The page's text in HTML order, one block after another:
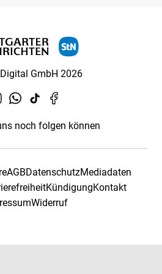
GmbH 2026
noch folgen können
AGBDatenschutzMediadaten
KündigungKontakt
Widerruf